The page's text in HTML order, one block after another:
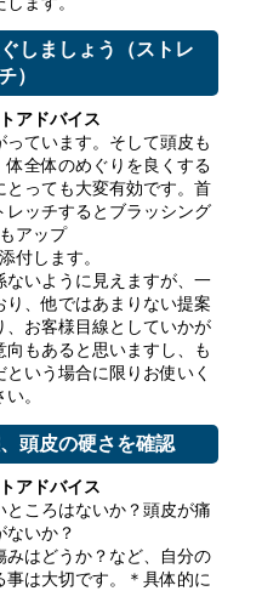
しましょう（ストレ
）
アドバイス
ています。そして頭皮も
全体のめぐりを良くする
とっても大変有効です。首
レッチするとブラッシング
アップ
付します。
ないように見えますが、一
、他ではあまりない提案
、お客様目線としていかが
もあると思いますし、も
いう場合に限りお使いく
。
頭皮の硬さを確認
アドバイス
ころはないか？頭皮が痛
ないか？
はどうか？など、自分の
は大切です。＊具体的に